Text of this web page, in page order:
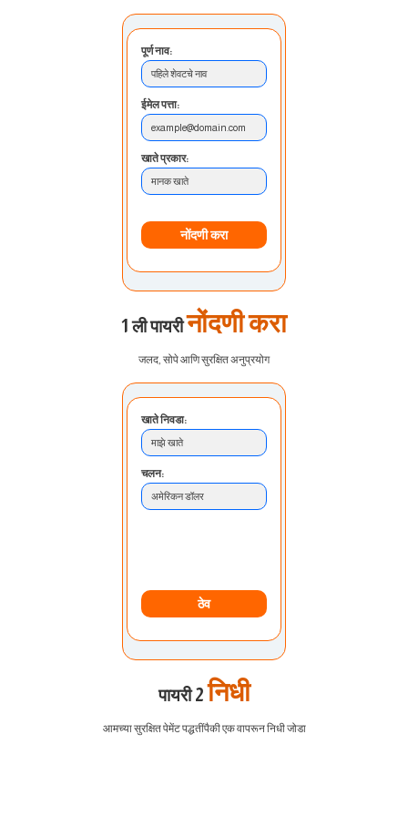
पूर्ण नाव:
पहिले शेवटचे नाव
ईमेल पत्ता:
example@domain.com
खाते प्रकार:
मानक खाते
नोंदणी करा
1 ली पायरीनोंदणी करा
जलद, सोपे आणि सुरक्षित अनुप्रयोग
खाते निवडा:
माझे खाते
चलन:
अमेरिकन डॉलर
ठेव
पायरी 2 निधी
आमच्या सुरक्षित पेमेंट पद्धतींपैकी एक वापरून निधी जोडा